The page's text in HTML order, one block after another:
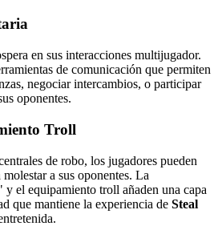
en sus interacciones multijugador.
de comunicación que permiten
negociar intercambios, o participar
oponentes.
Troll
de robo, los jugadores pueden
a sus oponentes. La
y el equipamiento troll añaden una capa
que mantiene la experiencia de Steal